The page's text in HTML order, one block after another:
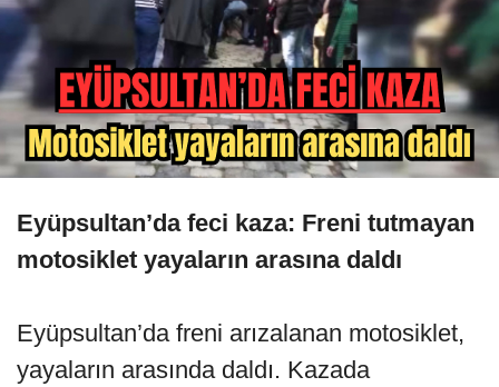
Eyüpsultan’da feci kaza: Freni tutmayan
motosiklet yayaların arasına daldı
Eyüpsultan’da freni arızalanan motosiklet,
yayaların arasında daldı. Kazada